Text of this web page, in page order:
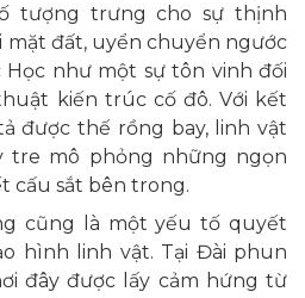
tượng trưng cho sự thịnh
mặt đất, uyển chuyển ngước
Học như một sự tôn vinh đối
kiến trúc cố đô. Với kết
được thế rồng bay, linh vật
tre mô phỏng những ngọn
cấu sắt bên trong.
cũng là một yếu tố quyết
hình linh vật. Tại Đài phun
đây được lấy cảm hứng từ